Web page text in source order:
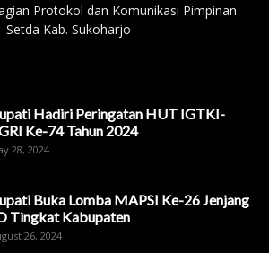
Protokol dan Komunikasi Pimpinan
Setda Kab. Sukoharjo
Hadiri Peringatan HUT IGTKI-
Ke-74 Tahun 2024
28, 2024
Buka Lomba MAPSI Ke-26 Jenjang
Tingkat Kabupaten
26, 2024